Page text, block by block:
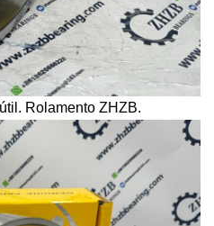
Rolamento ZHZB.